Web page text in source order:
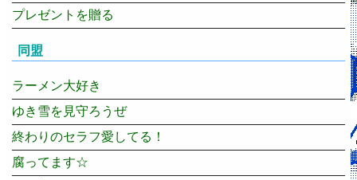
プレゼントを贈る
同盟
ラーメン大好き
ゆき雪を見守ろうぜ
終わりのセラフ愛してる！
腐ってます☆